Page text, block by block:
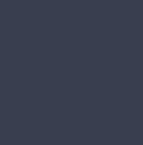
over de
tochten,
meer… Als